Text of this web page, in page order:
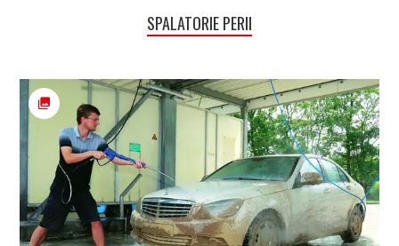
SPALATORIE PERII